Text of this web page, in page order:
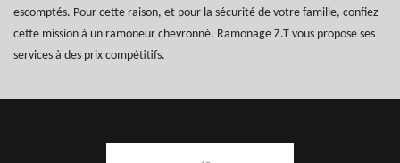
escomptés. Pour cette raison, et pour la sécurité de votre famille, confiez
cette mission à un ramoneur chevronné. Ramonage Z.T vous propose ses
services à des prix compétitifs.